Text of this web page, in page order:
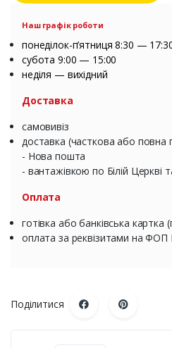
Наш графік роботи
понеділок-п’ятниця 8:30 —
субота 9:00 — 15:00
неділя — вихідний
Доставка
самовивіз
доставка (часткова або повна
- Нова пошта
- вантажівкою по Білій Церкві
Оплата
готівка або банківська картка
оплата за реквізитами на
Поділитися